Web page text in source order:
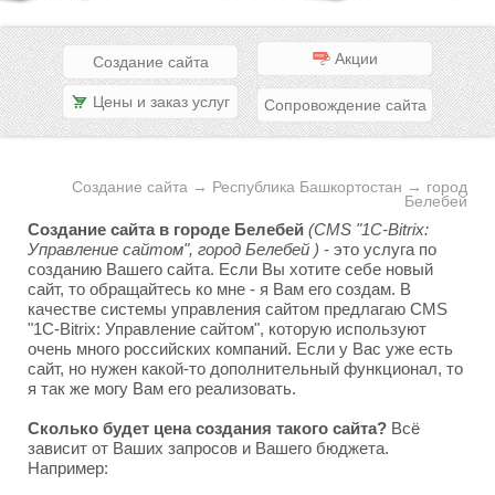
Создание сайта Акции
Цены и заказ услуг Сопровождение сайта
Создание сайта → Республика Башкортостан → город
Белебей
Создание сайта в городе Белебей (CMS "1C-Bitrix:
Управление сайтом", город Белебей ) - это услуга по
созданию Вашего сайта. Если Вы хотите себе новый
сайт, то обращайтесь ко мне - я Вам его создам. В
качестве системы управления сайтом предлагаю CMS
"1C-Bitrix: Управление сайтом", которую используют
очень много российских компаний. Если у Вас уже есть
сайт, но нужен какой-то дополнительный функционал, то
я так же могу Вам его реализовать.
Сколько будет цена создания такого сайта? Всё
зависит от Ваших запросов и Вашего бюджета.
Например: